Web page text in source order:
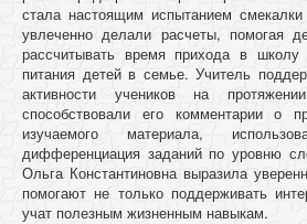
стала настоящим испытанием
увлеченно делали расчеты, помогая
рассчитывать время прихода в
питания детей в семье. Учитель
активности учеников на
способствовали его комментарии о
изучаемого материала,
дифференциация заданий по уровню
Ольга Константиновна выразила
помогают не только поддерживать
учат полезным жизненным навыкам.